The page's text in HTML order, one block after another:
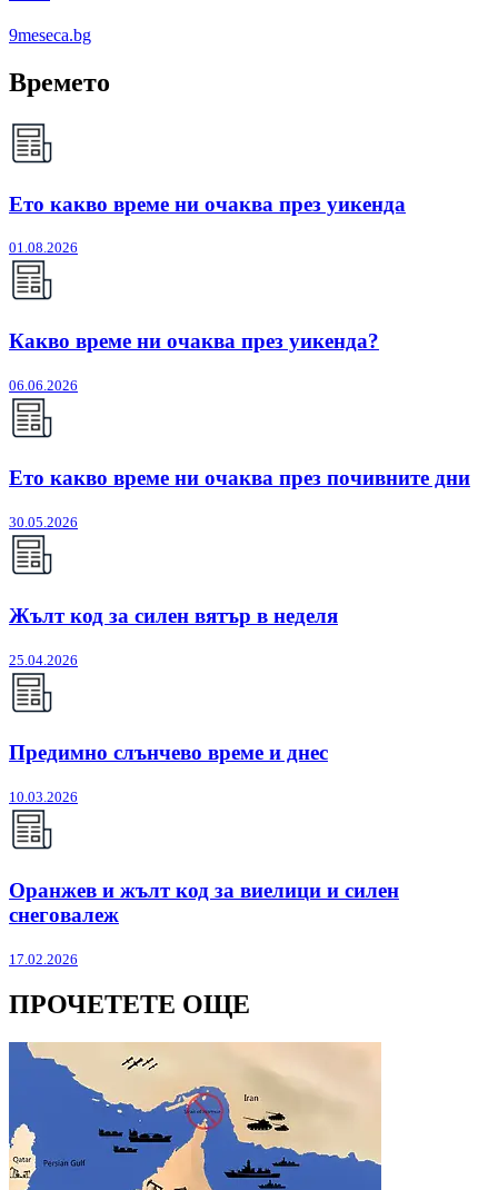
9meseca.bg
Времето
Ето какво време ни очаква през уикенда
01.08.2026
Какво време ни очаква през уикенда?
06.06.2026
Ето какво време ни очаква през почивните дни
30.05.2026
Жълт код за силен вятър в неделя
25.04.2026
Предимно слънчево време и днес
10.03.2026
Оранжев и жълт код за виелици и силен
снеговалеж
17.02.2026
ПРОЧЕТЕТЕ ОЩЕ